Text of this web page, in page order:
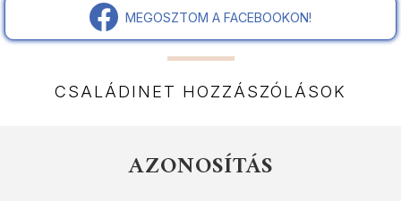
MEGOSZTOM A FACEBOOKON!
CSALÁDINET HOZZÁSZÓLÁSOK
AZONOSÍTÁS